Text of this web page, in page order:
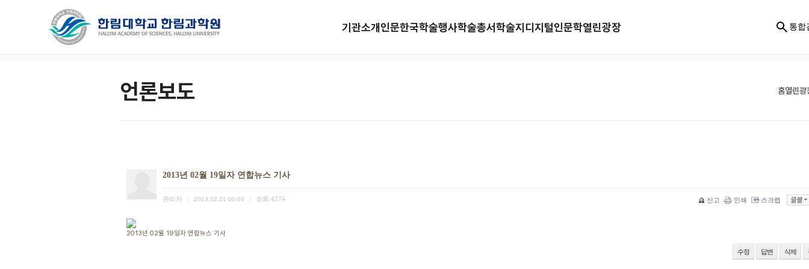
기관소개인문한국학술행사학술총서학술지디지털인문학열린광장 통합
언론보도 홈열린광
2013년 02월 19일자 연합뉴스 기사
관리자 2013.02.21 00:00 조회 4274 신고 인쇄 스크랩
2013년 02월 19일자 연합뉴스 기사
수정 답변 삭제